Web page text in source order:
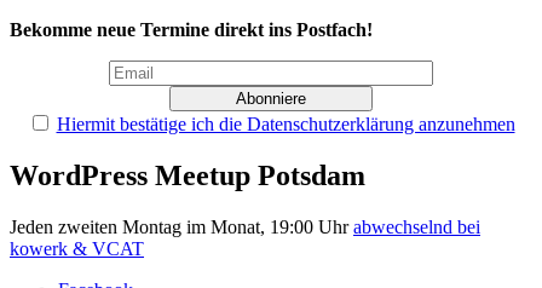
Bekomme neue Termine direkt ins Postfach!
Hiermit bestätige ich die Datenschutzerklärung anzunehmen
WordPress Meetup Potsdam
Jeden zweiten Montag im Monat, 19:00 Uhrabwechselnd bei
kowerk & VCAT